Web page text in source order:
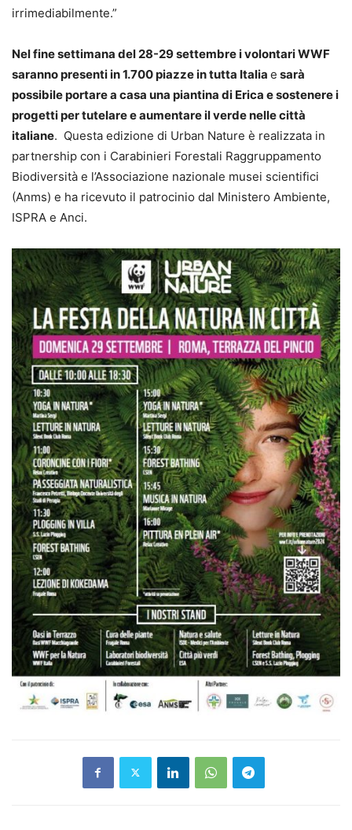
irrimediabilmente.”
Nel fine settimana del 28-29 settembre i volontari WWF
saranno presenti in 1.700 piazze in tutta Italia e sarà
possibile portare a casa una piantina di Erica e sostenere i
progetti per tutelare e aumentare il verde nelle città
italiane. Questa edizione di Urban Nature è realizzata in
partnership con i Carabinieri Forestali Raggruppamento
Biodiversità e l’Associazione nazionale musei scientifici
(Anms) e ha ricevuto il patrocinio dal Ministero Ambiente,
ISPRA e Anci.